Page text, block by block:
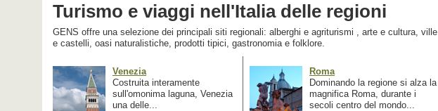
Turismo e viaggi nell'Italia delle regioni
GENS offre una selezione dei principali siti regionali: alberghi e agriturismi , arte e cultura, ville
e castelli, oasi naturalistiche, prodotti tipici, gastronomia e folklore.
Venezia
Costruita interamente
sull'omonima laguna, Venezia
una delle...
Roma
Dominando la regione si alza la
magnifica Roma, durante i
secoli centro del mondo...